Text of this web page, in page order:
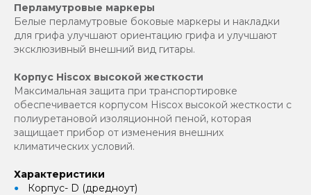
Перламутровые маркеры
Белые перламутровые боковые маркеры и накладки
для грифа улучшают ориентацию грифа и улучшают
эксклюзивный внешний вид гитары.
Корпус Hiscox высокой жесткости
Максимальная защита при транспортировке
обеспечивается корпусом Hiscox высокой жесткости с
полиуретановой изоляционной пеной, которая
защищает прибор от изменения внешних
климатических условий.
Характеристики
Корпус- D (дредноут)